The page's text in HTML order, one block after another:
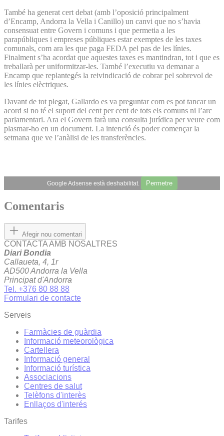
També ha generat cert debat (amb l’oposició principalment
d’Encamp, Andorra la Vella i Canillo) un canvi que no s’havia
consensuat entre Govern i comuns i que permetia a les
parapúbliques i empreses públiques estar exemptes de les taxes
comunals, com ara les que paga FEDA pel pas de les línies.
Finalment s’ha acordat que aquestes taxes es mantindran, tot i que es
treballarà per uniformitzar-les. També l’executiu va demanar a
Encamp que replantegés la reivindicació de cobrar pel sobrevol de
les línies elèctriques.
Davant de tot plegat, Gallardo es va preguntar com es pot tancar un
acord si no té el suport del cent per cent de tots els comuns ni l’arc
parlamentari. Ara el Govern farà una consulta jurídica per veure com
plasmar-ho en un document. La intenció és poder començar la
setmana que ve l’anàlisi de les transferències.
Google Adsense està deshabilitat. Permetre
Comentaris
Afegir nou comentari
CONTACTA AMB NOSALTRES
Diari Bondia
Callaueta, 4, 1r
AD500 Andorra la Vella
Principat d'Andorra
Tel. +376 80 88 88
Formulari de contacte
Serveis
Farmàcies de guàrdia
Informació meteorològica
Cartellera
Informació general
Informació turística
Associacions
Centres de salut
Telèfons d'interès
Enllaços d'interés
Tarifes